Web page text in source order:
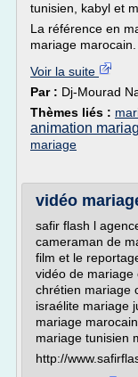
tunisien, kabyl et
La référence en
mariage marocain.
Voir la suite
Par : Dj-Mourad
Thèmes liés :
animation
mariage
vidéo
safir flash l
cameraman de
film et le
vidéo de
chrétien mariage
israélite mariage
mariage
mariage tunisien
http://